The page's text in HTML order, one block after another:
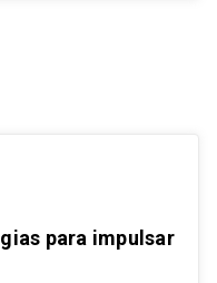
para impulsar